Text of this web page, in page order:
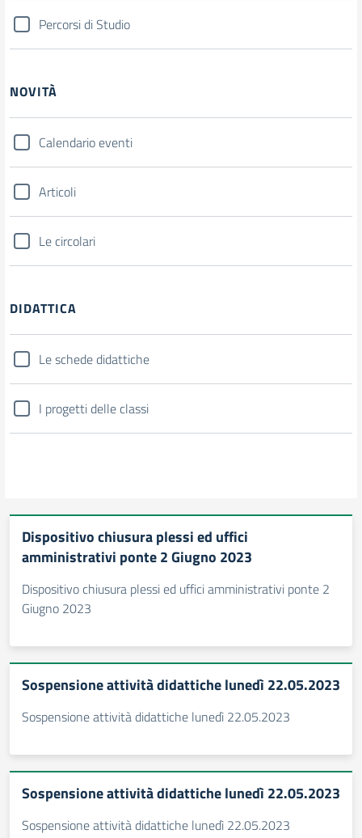
Percorsi di Studio
NOVITÀ
Calendario eventi
Articoli
Le circolari
DIDATTICA
Le schede didattiche
I progetti delle classi
Dispositivo chiusura plessi ed uffici
amministrativi ponte 2 Giugno 2023
Dispositivo chiusura plessi ed uffici amministrativi ponte 2
Giugno 2023
Sospensione attività didattiche lunedì 22.05.2023
Sospensione attività didattiche lunedì 22.05.2023
Sospensione attività didattiche lunedì 22.05.2023
Sospensione attività didattiche lunedì 22.05.2023